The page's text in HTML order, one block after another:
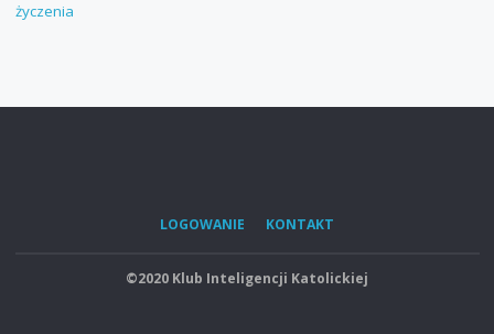
życzenia
LOGOWANIE KONTAKT
©2020 Klub Inteligencji Katolickiej